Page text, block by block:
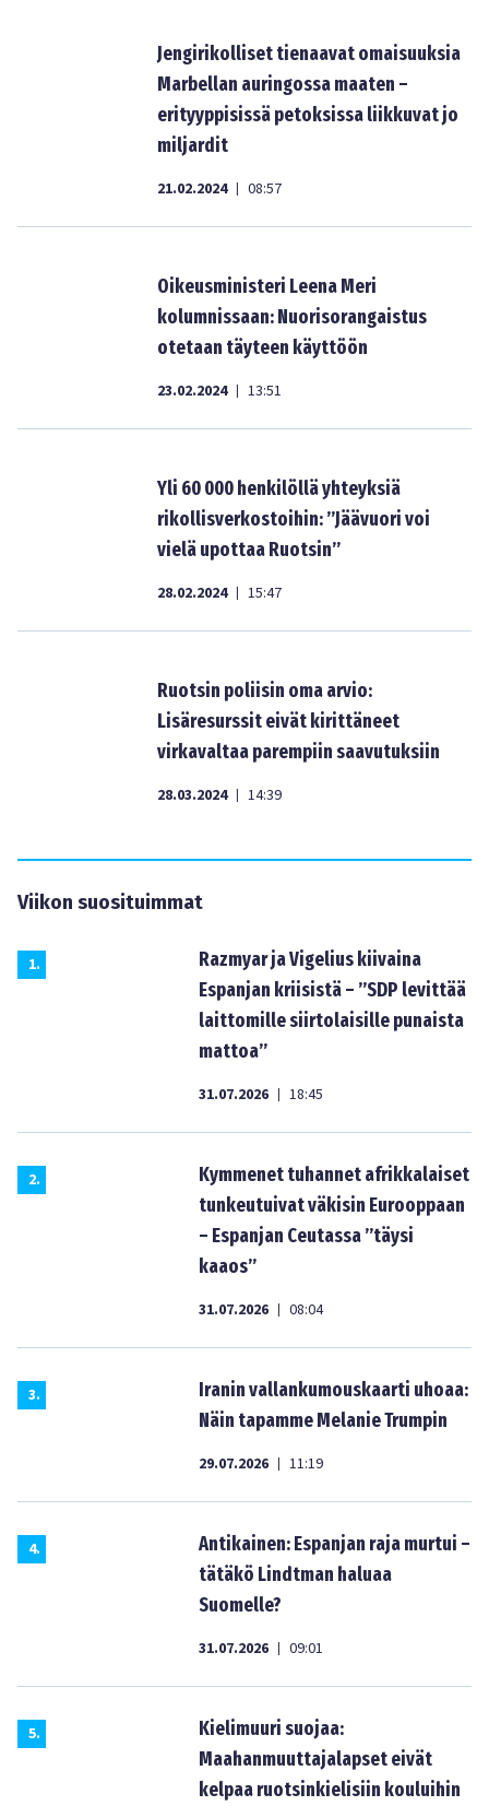
Jengirikolliset tienaavat omaisuuksia
Marbellan auringossa maaten –
erityyppisissä petoksissa liikkuvat jo
miljardit
21.02.2024 | 08:57
Oikeusministeri Leena Meri
kolumnissaan: Nuorisorangaistus
otetaan täyteen käyttöön
23.02.2024 | 13:51
Yli 60 000 henkilöllä yhteyksiä
rikollisverkostoihin: ”Jäävuori voi
vielä upottaa Ruotsin”
28.02.2024 | 15:47
Ruotsin poliisin oma arvio:
Lisäresurssit eivät kirittäneet
virkavaltaa parempiin saavutuksiin
28.03.2024 | 14:39
Viikon suosituimmat
1.
Razmyar ja Vigelius kiivaina
Espanjan kriisistä – ”SDP levittää
laittomille siirtolaisille punaista
mattoa”
31.07.2026 | 18:45
2.
Kymmenet tuhannet afrikkalaiset
tunkeutuivat väkisin Eurooppaan
– Espanjan Ceutassa ”täysi
kaaos”
31.07.2026 | 08:04
3.
Iranin vallankumouskaarti uhoaa:
Näin tapamme Melanie Trumpin
29.07.2026 | 11:19
4.
Antikainen: Espanjan raja murtui –
tätäkö Lindtman haluaa
Suomelle?
31.07.2026 | 09:01
5.
Kielimuuri suojaa:
Maahanmuuttajalapset eivät
kelpaa ruotsinkielisiin kouluihin